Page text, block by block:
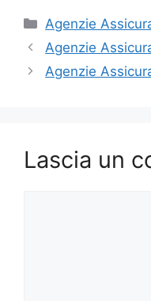
Categorie
Agenzie
Agenzie
Agenzie
Lascia un